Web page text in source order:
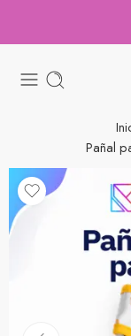
Pañal